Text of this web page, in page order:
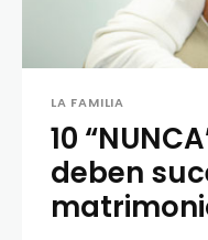
LA FAMILIA
10
deben